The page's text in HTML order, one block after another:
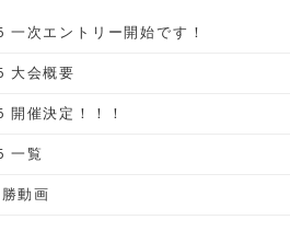
次エントリー開始です！
大会概要
催決定！！！
一覧
動画